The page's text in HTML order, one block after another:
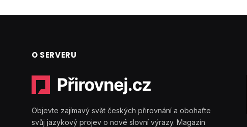
O SERVERU
Objevte zajímavý svět českých přirovnání a obohaťte
svůj jazykový projev o nové slovní výrazy. Magazín